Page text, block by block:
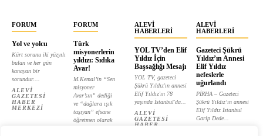
FORUM
Yol ve yolcu
Kürt sorunu iki yüzyılı
bulan ve her gün
kanayan bir
sorundur....
ALEVI
GAZETESI
HABER
MERKEZI
FORUM
Türk
misyonerlerin
yıldızı: Sıdıka
Avar!
M.Kemal’in “Sen
misyoner
Avar’sın” dediği
ve “dağlara ışık
taşıyan” efsane
öğretmen olarak
ALEVI
HABERLERI
YOL TV’den Elif
Yıldız İçin
Başsağlığı Mesajı
YOL TV, gazeteci
Şükrü Yıldız'ın annesi
Elif Yıldız'ın 78
yaşında İstanbul'da...
ALEVI
GAZETESI
HABER
ALEVI
HABERLERI
Gazeteci Şükrü
Yıldız’ın Annesi
Elif Yıldız
nefeslerle
uğurlandı
PİRHA – Gazeteci
Şükrü Yıldız’ın annesi
Elif Yıldız İstanbul
Garip Dede...